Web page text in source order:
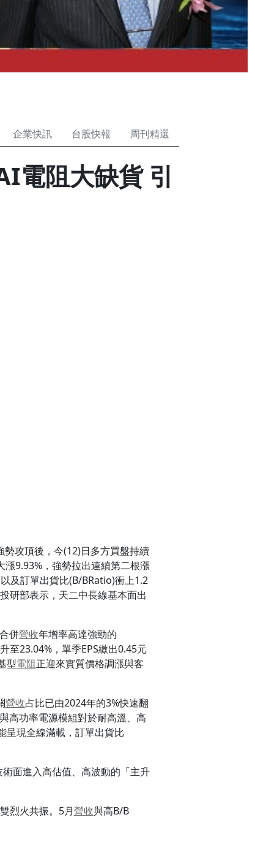
企業快訊 台股快報 周刊精選
電阻大缺貨 引
勢攻頂後，今(12)日多方買盤持續
9.93%，強勢拉出連續第二根漲
及訂單出貨比(B/BRatio)衝上1.2
研部表示，天二中長線基本面出
併營收年增率高達強勁的
至23.04%，單季EPS繳出0.45元
型電阻正迎來實質價格調漲與客
營收占比已由2024年的3%快速翻
高功率電源模組對於耐高溫、高
呈現全線滿載，訂單出貨比
面進入高估值、高波動的「主升
烈火共振。5月營收與高B/B